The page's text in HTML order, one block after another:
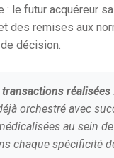
: le futur acquéreur
des remises aux
décision.
réalisées
orchestré avec
au sein
chaque spécificité